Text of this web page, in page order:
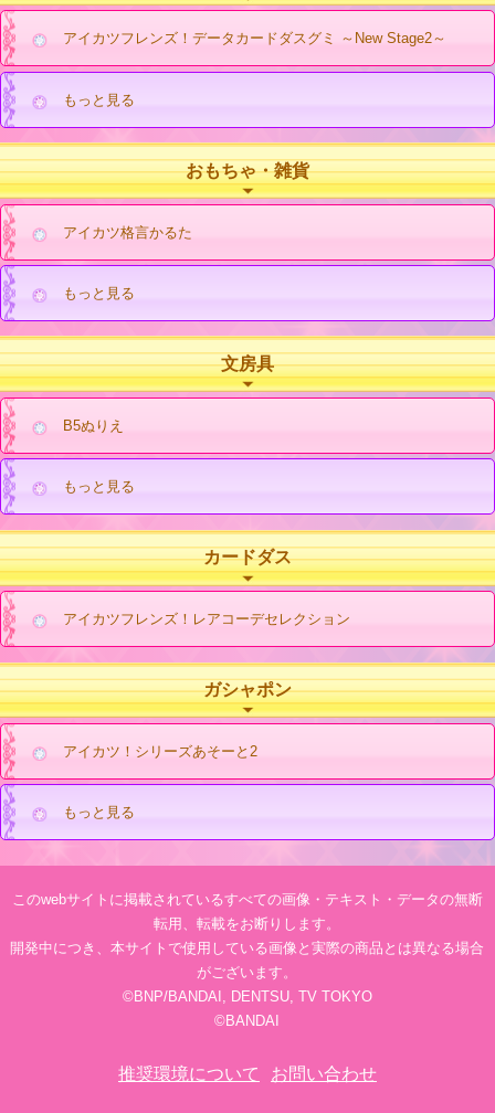
アイカツフレンズ！データカードダスグミ ～New Stage2～
もっと見る
おもちゃ・雑貨
アイカツ格言かるた
もっと見る
文房具
B5ぬりえ
もっと見る
カードダス
アイカツフレンズ！レアコーデセレクション
ガシャポン
アイカツ！シリーズあそーと2
もっと見る
このwebサイトに掲載されているすべての画像・テキスト・データの無断
転用、転載をお断りします。
開発中につき、本サイトで使用している画像と実際の商品とは異なる場合
がございます。
©BNP/BANDAI, DENTSU, TV TOKYO
©BANDAI
推奨環境について お問い合わせ